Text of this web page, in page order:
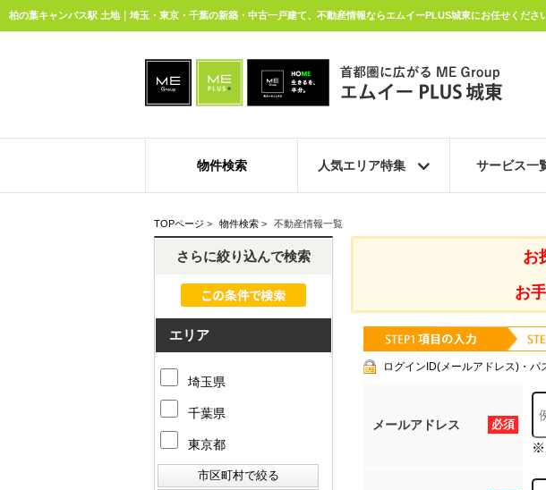
柏の葉キャンパス駅 土地｜埼玉・東京・千葉の新築・中古一戸建て、不動産情報ならエムイーPLUS城東にお任せくださ
物件検索 人気エリア特集 サービス一
TOPページ > 物件検索 > 不動産情報一覧
お
お
ログインID(メールアドレス)・パ
必須
メールアドレス
※
さらに絞り込んで検索
エリア
埼玉県
千葉県
東京都